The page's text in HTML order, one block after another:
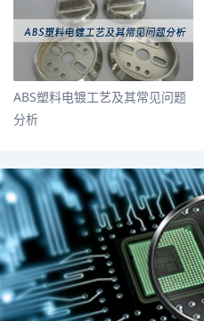
​ABS塑料电镀工艺及其常见问题
分析